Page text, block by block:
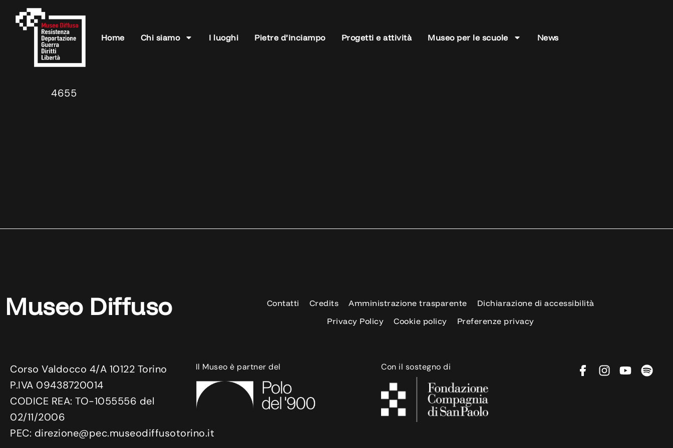
Home Chi siamo I luoghi Pietre d’inciampo Progetti e attività Museo per le scuole News
4655
Museo Diffuso Contatti Credits Amministrazione trasparente
Dichiarazione di accessibilità
Privacy Policy
Cookie policy Preferenze privacy
Corso Valdocco 4/A 10122 Torino
P.IVA 09438720014
CODICE REA: TO-1055556 del
02/11/2006
PEC: direzione@pec.museodiffusotorino.it
Il Museo è partner del Con il sostegno di